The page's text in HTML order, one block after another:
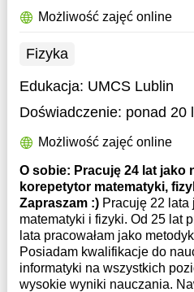
Możliwość zajęć online
Fizyka
Edukacja: UMCS Lublin
Doświadczenie: ponad 20
Możliwość zajęć online
O sobie: Pracuję 24 lat jako
korepetytor matematyki,
Zapraszam :) Pracuję 22 lata
matematyki i fizyki. Od 25 lat
lata pracowałam jako
Posiadam kwalifikacje do
informatyki na wszystkich
wysokie wyniki nauczania.